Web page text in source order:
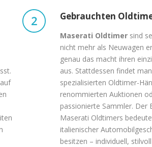
Gebrauchten
Maserati Oldtimersind
nicht mehr als Neuwagen
genau das macht ihren
aus. Stattdessen findet
spezialisierten Oldtimer-
renommierten Auktionen
passionierte Sammler. Der
Maserati Oldtimers
italienischer
besitzen – individuell,